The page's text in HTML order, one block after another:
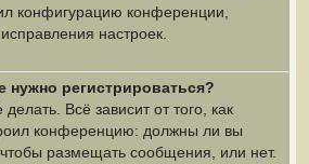
конфигурацию конференции,
настроек.
регистрироваться?
Всё зависит от того, как
конференцию: должны ли вы
чтобы размещать сообщения, или нет.